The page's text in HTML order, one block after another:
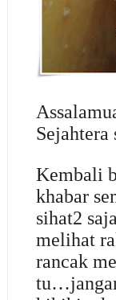
Kembali
khabar
sihat2
melihat
rancak